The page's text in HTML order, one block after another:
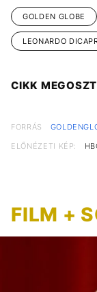
GOLDEN GLOBE
LEONARDO
CIKK
FORRÁS
ELŐNÉZETI KÉP:
FILM +